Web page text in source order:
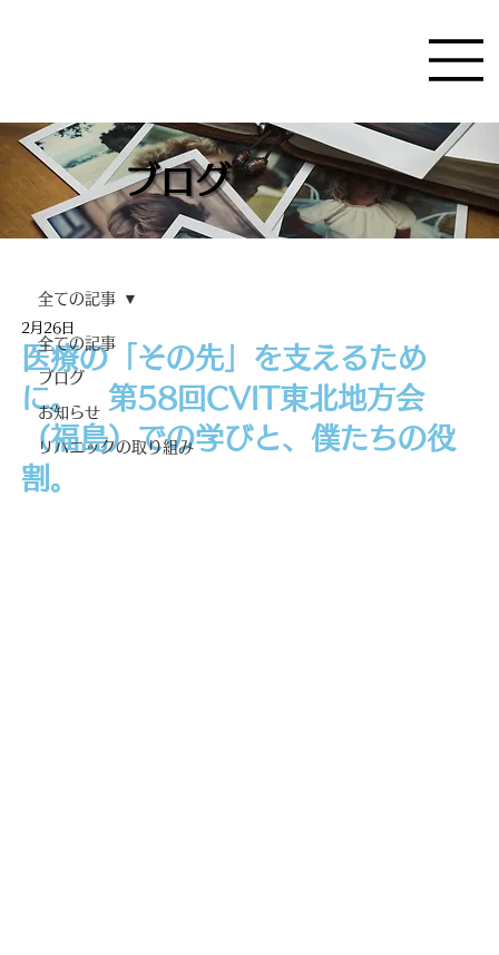
ブログ
全ての記事
ブログ
お知らせ
リハニックの取り組み
全ての記事
医療の「その先」を支えるため
に。 第58回CVIT東北地方会
（福島）での学びと、僕たちの役
割。
2月26日